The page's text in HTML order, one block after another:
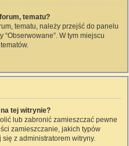
tematu?
tematu, należy przejść do panelu
W tym miejscu
tej witrynie?
lub zabronić zamieszczać pewne
zamieszczanie, jakich typów
z administratorem witryny.